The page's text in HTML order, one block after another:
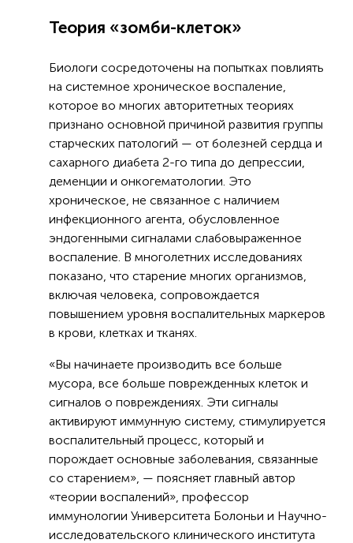
Теория «зомби-клеток»
Биологи сосредоточены на попытках повлиять
на системное хроническое воспаление,
которое во многих авторитетных теориях
признано основной причиной развития группы
старческих патологий — от болезней сердца и
сахарного диабета 2-го типа до депрессии,
деменции и онкогематологии. Это
хроническое, не связанное с наличием
инфекционного агента, обусловленное
эндогенными сигналами слабовыраженное
воспаление. В многолетних исследованиях
показано, что старение многих организмов,
включая человека, сопровождается
повышением уровня воспалительных маркеров
в крови, клетках и тканях.
«Вы начинаете производить все больше
мусора, все больше поврежденных клеток и
сигналов о повреждениях. Эти сигналы
активируют иммунную систему, стимулируется
воспалительный процесс, который и
порождает основные заболевания, связанные
со старением», — поясняет главный автор
«теории воспалений», профессор
иммунологии Университета Болоньи и Научно-
исследовательского клинического института